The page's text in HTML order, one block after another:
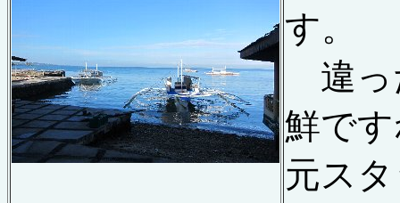
す。
違っ
鮮で
元ス